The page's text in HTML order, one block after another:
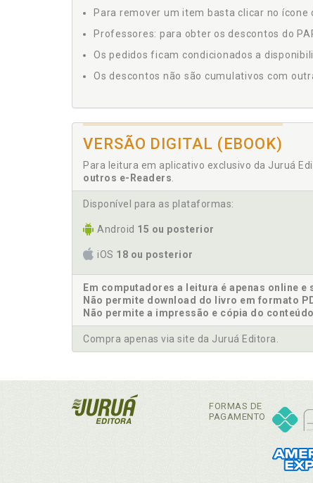
Para remover um item basta clicar no
Professores: para obter os descontos do
Os pedidos ficam condicionados a
Os descontos não são cumulativos com
VERSÃO DIGITAL (EBOOK)
Para leitura em aplicativo exclusivo da Juruá
outros e-Readers
Disponível para as plataformas:
Android 15 ou posterior
iOS 18 ou posterior
Em computadores a leitura é apenas online
Não permite download do livro em formato
Não permite a impressão e cópia do
Compra apenas via site da Juruá Editora.
FORMAS DE
PAGAMENTO